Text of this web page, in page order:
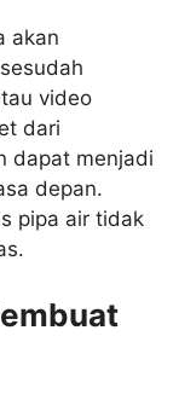
akan
video
dari
dapat menjadi
depan.
pipa air tidak